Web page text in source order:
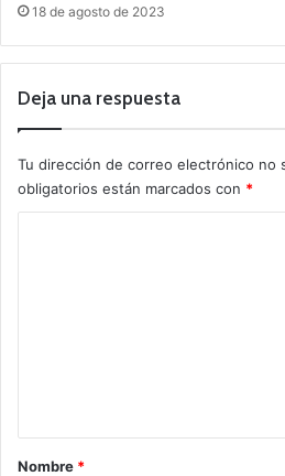
18 de agosto de 2023
Deja una respuesta
Tu dirección de correo electrónico no
obligatorios están marcados con *
rNombre *